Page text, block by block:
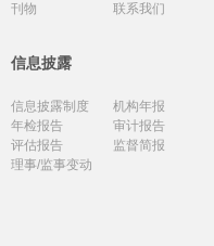
刊物
联系我们
信息披露
信息披露制度
机构年报
年检报告
审计报告
评估报告
监督简报
理事/监事变动